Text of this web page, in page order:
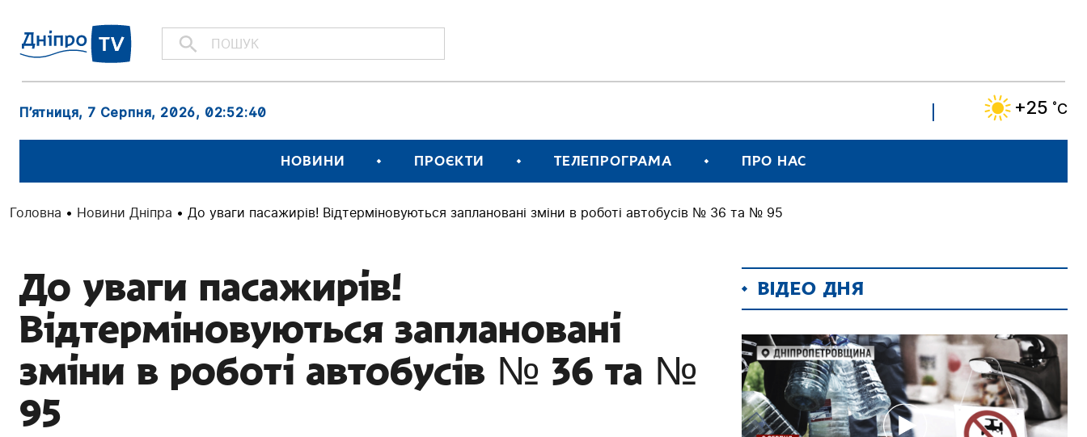
П’ятниця, 7 Серпня, 2026, 02:52:41 +25 ˚C
НОВИНИ ПРОЄКТИ ТЕЛЕПРОГРАМА ПРО НАС
Головна • Новини Дніпра • До уваги пасажирів! Відтерміновуються заплановані зміни в роботі автобусів № 36 та № 95
До уваги пасажирів!
Відтерміновуються заплановані
зміни в роботі автобусів № 36 та №
95
ВІДЕО ДНЯ